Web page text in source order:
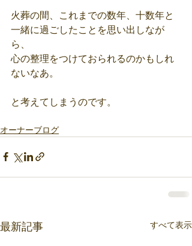
火葬の間、これまでの数年、十数年と
一緒に過ごしたことを思い出しなが
ら、
心の整理をつけておられるのかもしれ
ないなあ。
と考えてしまうのです。
オーナーブログ
最新記事 すべて表示